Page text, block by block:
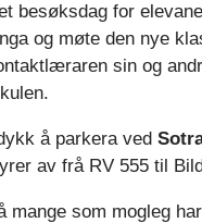
l
e
besøksdag for
og møte den nye
sin og
å parkera ved
av frå RV 555 til
mange som mogleg